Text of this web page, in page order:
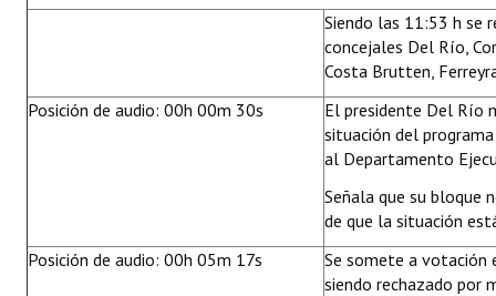
Siendo las 11:53 h se
concejales Del Río,
Costa Brutten,
Posición de audio: 00h 00m 30s
El presidente Del Río
situación del
al Departamento
Señala que su bloque
de que la situación
Posición de audio: 00h 05m 17s
Se somete a votación
siendo rechazado por